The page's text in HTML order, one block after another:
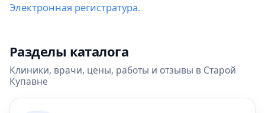
Электронная регистратура.
Разделы каталога
Клиники, врачи, цены, работы и отзывы в Старой
Купавне